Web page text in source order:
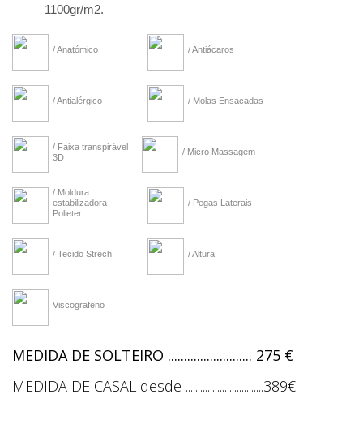
1100gr/m2.
/ Anatómico / Antiácaros
/ Antialérgico / Molas Ensacadas
/ Faixa transpirável
3D
/ Micro Massagem
/ Moldura
estabilizadora
Polieter
/ Pegas Laterais
/ Tecido Strech / Altura
Viscografeno
MEDIDA DE SOLTEIRO .......................... 275 €
MEDIDA DE CASAL desde ................................389€